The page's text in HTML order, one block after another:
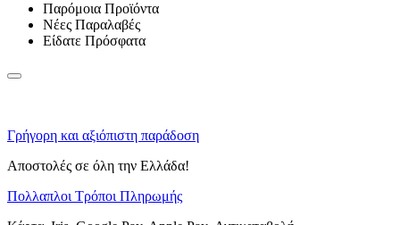
Παρόμοια Προϊόντα
Νέες Παραλαβές
Είδατε Πρόσφατα
Γρήγορη και αξιόπιστη παράδοση
Αποστολές σε όλη την Ελλάδα!
Πολλαπλοι Τρόποι Πληρωμής